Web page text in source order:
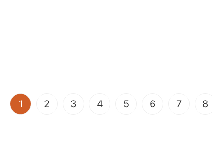
1 (current)
2 3 4 5 6 7 8